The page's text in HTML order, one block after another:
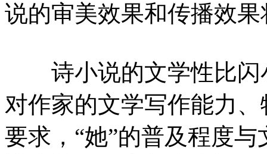
说的审美效果和传播效
诗小说的文学性比闪
对作家的文学写作能力
要求，“她”的普及程度